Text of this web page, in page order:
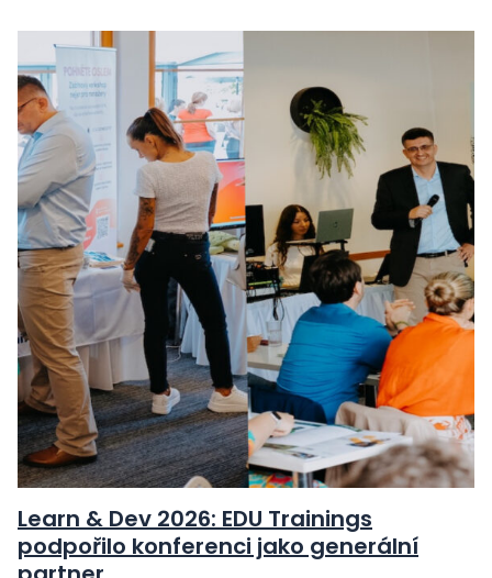
Learn & Dev 2026: EDU Trainings
podpořilo konferenci jako generální